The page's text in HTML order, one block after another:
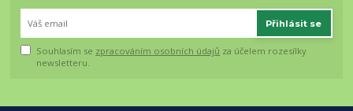
Přihlásit se
Souhlasím se zpracováním osobních údajů za účelem rozesílky
newsletteru.